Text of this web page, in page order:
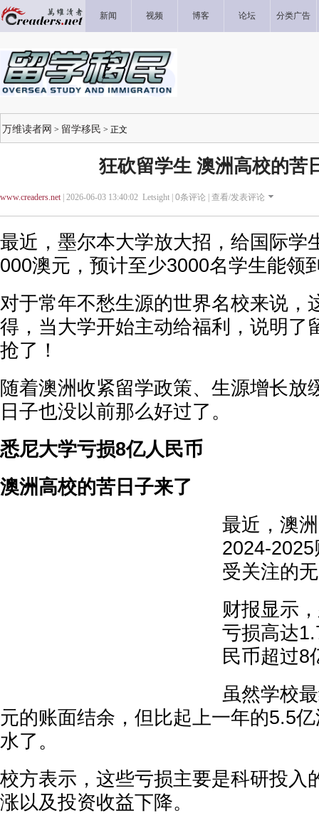
新闻 视频 博客 论坛 分类广告
万维读者网 > 留学移民 > 正文
狂砍留学生 澳洲高校的苦
www.creaders.net| 2026-06-03 13:40:02 Letsight | 0条评论 | 查看/发表评论
最近，墨尔本大学放大招，给国际学
000澳元，预计至少3000名学生能领
对于常年不愁生源的世界名校来说，
得，当大学开始主动给福利，说明了
抢了！
随着澳洲收紧留学政策、生源增长放
日子也没以前那么好过了。
悉尼大学亏损8亿人民币
澳洲高校的苦日子来了
最近，澳
2024-
受关注的
财报显示
亏损高达
民币超过8
虽然学校
元的账面结余，但比起上一年的5.5
水了。
校方表示，这些亏损主要是科研投入
涨以及投资收益下降。